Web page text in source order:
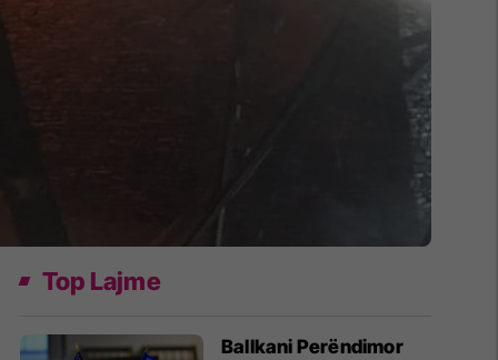
Top Lajme
Ballkani Perëndimor